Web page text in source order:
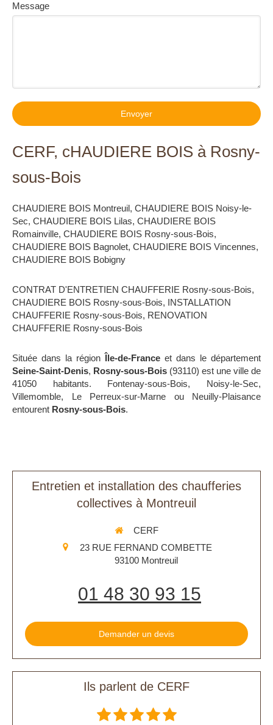
Message
Envoyer
CERF, cHAUDIERE BOIS à Rosny-
sous-Bois
CHAUDIERE BOIS Montreuil, CHAUDIERE BOIS Noisy-le-
Sec, CHAUDIERE BOIS Lilas, CHAUDIERE BOIS
Romainville, CHAUDIERE BOIS Rosny-sous-Bois,
CHAUDIERE BOIS Bagnolet, CHAUDIERE BOIS Vincennes,
CHAUDIERE BOIS Bobigny
CONTRAT D'ENTRETIEN CHAUFFERIE Rosny-sous-Bois,
CHAUDIERE BOIS Rosny-sous-Bois, INSTALLATION
CHAUFFERIE Rosny-sous-Bois, RENOVATION
CHAUFFERIE Rosny-sous-Bois
Située dans la région Île-de-France et dans le département
Seine-Saint-Denis, Rosny-sous-Bois (93110) est une ville de
41050 habitants. Fontenay-sous-Bois, Noisy-le-Sec,
Villemomble, Le Perreux-sur-Marne ou Neuilly-Plaisance
entourent Rosny-sous-Bois.
Entretien et installation des chaufferies
collectives à Montreuil
CERF
23 RUE FERNAND COMBETTE
93100 Montreuil
01 48 30 93 15
Demander un devis
Ils parlent de CERF